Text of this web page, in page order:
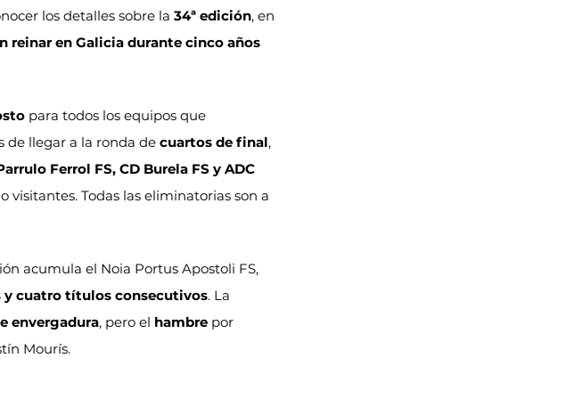
los detalles sobre la 34ª edición, en
reinar en Galicia durante cinco años
para todos los equipos que
de llegar a la ronda de cuartos de final,
Ferrol FS, CD Burela FS y ADC
Todas las eliminatorias son a
acumula el Noia Portus Apostoli FS,
y cuatro títulos consecutivos. La
envergadura, pero el hambre por
Mourís.